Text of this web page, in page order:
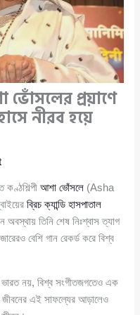
ভোঁসলের প্রয়াণে
নীরব হয়ে
কণ্ঠশিল্পীআশা ভোঁসলে (Asha
ব্রিচ ক্যান্ডি হাসপাতাল
তিনি শেষ নিঃশ্বাস ত্যাগ
বেশি গান রেকর্ড করে বিশ্ব
ভারত নয়, বিশ্ব সংগীতজগতেও এক
এই সাফল্যের আড়ালেও